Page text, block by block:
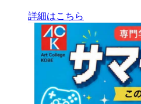
詳細はこちら